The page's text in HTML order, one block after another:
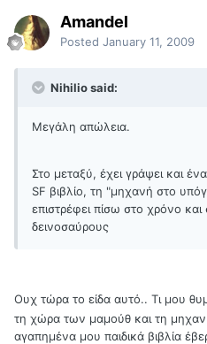
Amandel
Posted January 11, 2009
Nihilio said:
Μεγάλη απώλεια.
Στο μεταξύ, έχει γράψει και
SF βιβλίο, τη "μηχανή στο
επιστρέφει πίσω στο χρόνο
δεινοσαύρους
Ουχ τώρα το είδα αυτό.. Τι μου
τη χώρα των μαμούθ και τη
αγαπημένα μου παιδικά βιβλία